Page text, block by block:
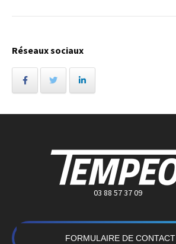
Réseaux sociaux
03 88 57 37 09
FORMULAIRE DE CONTACT